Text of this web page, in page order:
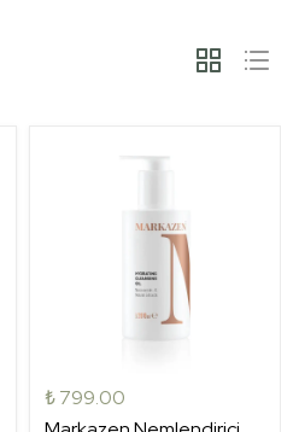
₺ 799.00